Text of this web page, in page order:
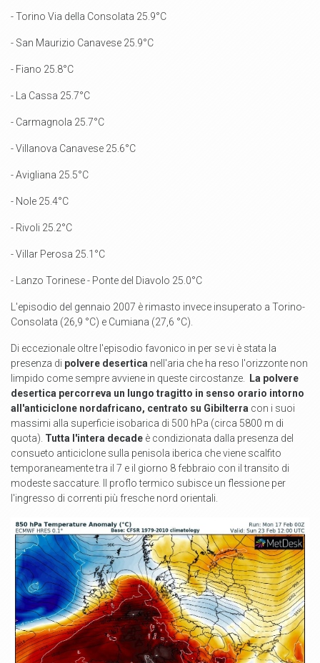
- Torino Via della Consolata 25.9°C
- San Maurizio Canavese 25.9°C
- Fiano 25.8°C
- La Cassa 25.7°C
- Carmagnola 25.7°C
- Villanova Canavese 25.6°C
- Avigliana 25.5°C
- Nole 25.4°C
- Rivoli 25.2°C
- Villar Perosa 25.1°C
- Lanzo Torinese - Ponte del Diavolo 25.0°C
L'episodio del gennaio 2007 è rimasto invece insuperato a Torino-
Consolata (26,9 °C) e Cumiana (27,6 °C).
Di eccezionale oltre l'episodio favonico in per se vi è stata la
presenza di polvere desertica nell'aria che ha reso l'orizzonte non
limpido come sempre avviene in queste circostanze.
La polvere
desertica percorreva un lungo tragitto in senso orario intorno
all'anticiclone nordafricano, centrato su Gibilterra con i suoi
massimi alla superficie isobarica di 500 hPa (circa 5800 m di
quota). Tutta l'intera decade è condizionata dalla presenza del
consueto anticiclone sulla penisola iberica che viene scalfito
temporaneamente tra il 7 e il giorno 8 febbraio con il transito di
modeste saccature. Il proflo termico subisce un flessione per
l'ingresso di correnti più fresche nord orientali.